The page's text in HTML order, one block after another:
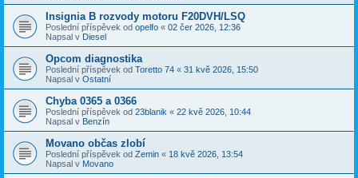
Insignia B rozvody motoru F20DVH/LSQ
Poslední příspěvek od opelfo « 02 čer 2026, 12:36
Napsal v Diesel
Opcom diagnostika
Poslední příspěvek od Toretto 74 « 31 kvě 2026, 15:50
Napsal v Ostatní
Chyba 0365 a 0366
Poslední příspěvek od 23blanik « 22 kvě 2026, 10:44
Napsal v Benzín
Movano občas zlobí
Poslední příspěvek od Zemin « 18 kvě 2026, 13:54
Napsal v Movano